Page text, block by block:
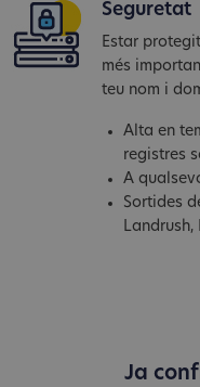
Seguretat
Estar
més
teu nom i
Alta en
registres
A
Sortides
Landrush,
Ja